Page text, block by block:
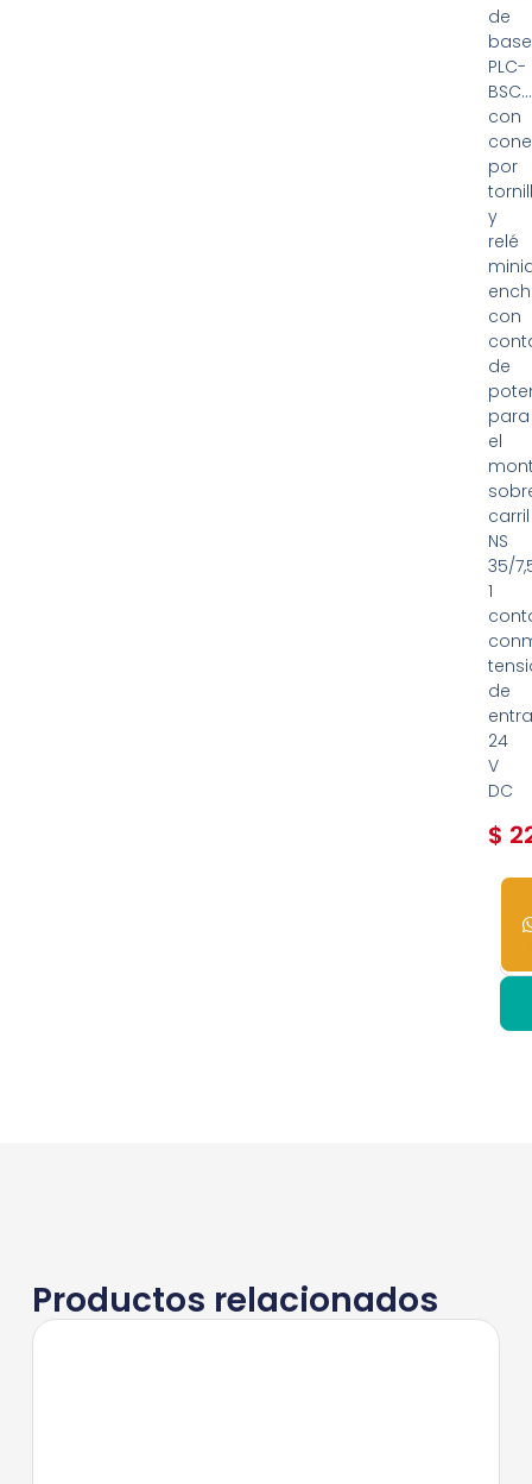
de
base
PLC-
con
por
y
relé
con
de
para
el
carril
NS
35/
1
de
24
V
DC
$
10
Productos relacionados